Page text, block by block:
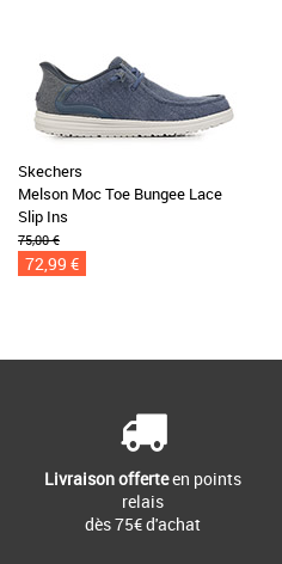
Skechers
Melson Moc Toe Bungee Lace
Slip Ins
75,00 €
72,99 €
Livraison offerteen points
relais
dès 75€ d'achat